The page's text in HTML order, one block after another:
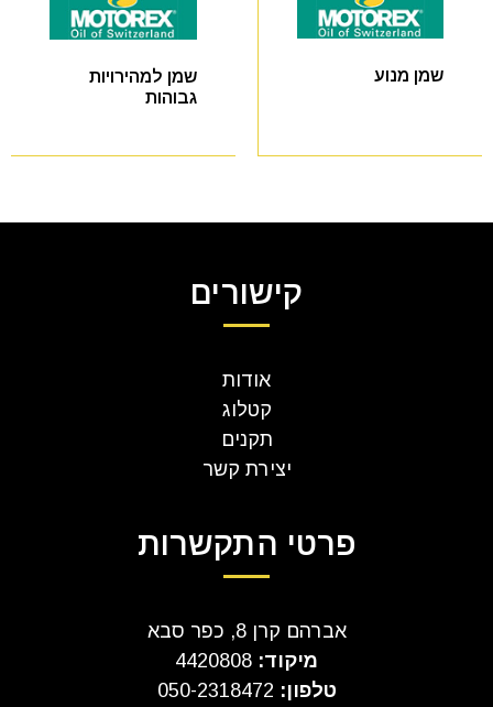
שמן מנוע
שמן למהירויות
גבוהות
קישורים
אודות
קטלוג
תקנים
יצירת קשר
פרטי התקשרות
אברהם קרן 8, כפר סבא
מיקוד:
טלפון: